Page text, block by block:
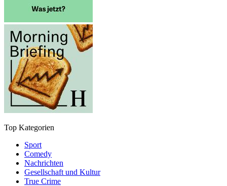
Top Kategorien
Sport
Comedy
Nachrichten
Gesellschaft und Kultur
True Crime